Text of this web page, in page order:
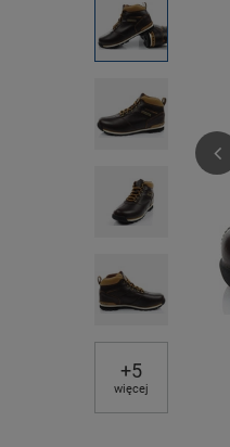
+5
więcej